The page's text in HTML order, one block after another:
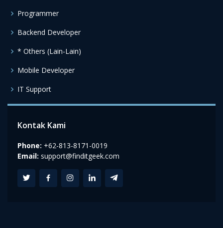
Programmer
Backend Developer
* Others (Lain-Lain)
Mobile Developer
IT Support
Kontak Kami
Phone: +62-813-8171-0019
Email: support@finditgeek.com